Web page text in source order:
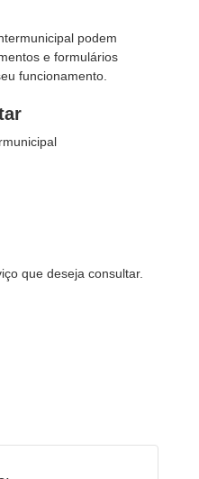
podem
e formulários
funcionamento.
que deseja consultar.